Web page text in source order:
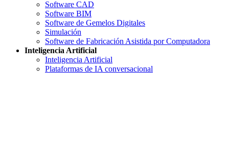
Software CAD
Software BIM
Software de Gemelos Digitales
Simulación
Software de Fabricación Asistida por Computadora
Inteligencia Artificial
Inteligencia Artificial
Plataformas de IA conversacional